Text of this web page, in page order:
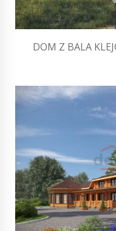
DOM Z BALA